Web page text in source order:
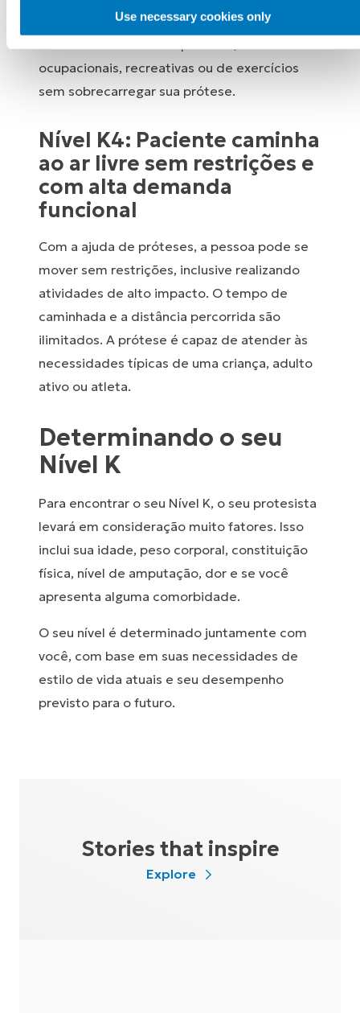
Use necessary cookies only
maioria dos obstáculos ambientais. É possível
ocupacionais, recreativas ou de exercícios
sem sobrecarregar sua prótese.
Nível K4: Paciente caminha
ao ar livre sem restrições e
com alta demanda
funcional
Com a ajuda de próteses, a pessoa pode se
mover sem restrições, inclusive realizando
atividades de alto impacto. O tempo de
caminhada e a distância percorrida são
ilimitados. A prótese é capaz de atender às
necessidades típicas de uma criança, adulto
ativo ou atleta.
Determinando o seu
Nível K
Para encontrar o seu Nível K, o seu protesista
levará em consideração muito fatores. Isso
inclui sua idade, peso corporal, constituição
física, nível de amputação, dor e se você
apresenta alguma comorbidade.
O seu nível é determinado juntamente com
você, com base em suas necessidades de
estilo de vida atuais e seu desempenho
previsto para o futuro.
Stories that inspire
Explore